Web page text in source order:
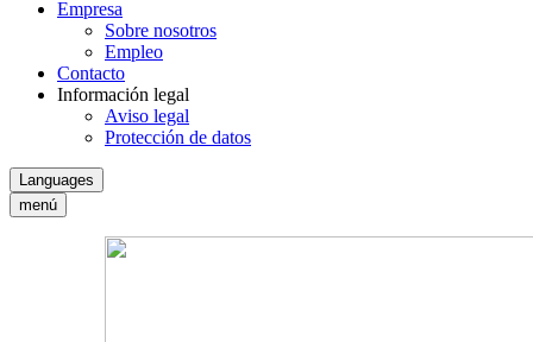
Empresa
Sobre nosotros
Empleo
Contacto
Información legal
Aviso legal
Protección de datos
Languages
menú